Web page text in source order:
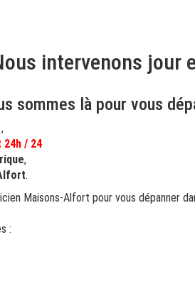
intervenons jour
sommes là pour vous
,
24h / 24
,
.
Maisons-Alfort pour vous dépanner
: